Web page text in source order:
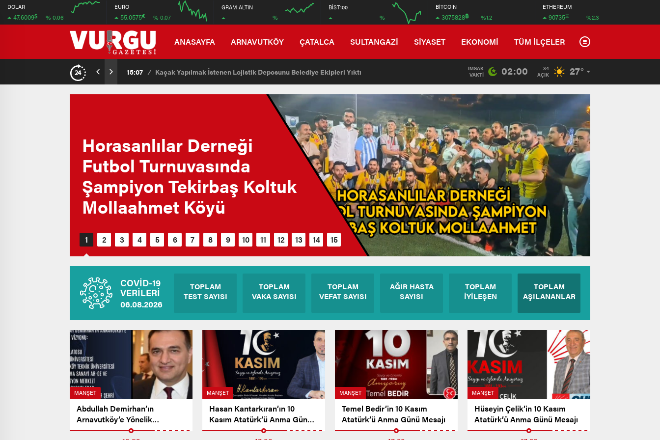
DOLAR
47,6009$ % 0.06
08:00
47.588
EURO
55,0575€ % 0.07
55.044
GRAM ALTIN
%
6450
BİST100
%
BİTCOİN
3075828฿ %1.2
ETHEREUM
90735Ξ %2.3
ANASAYFA ARNAVUTKÖY ÇATALCA SULTANGAZİ SİYASET EKONOMİ TÜM İLÇELER
15:07 / Kaçak Yapılmak İstenen Lojistik Deposunu Belediye Ekipleri Yıktı
İMSAK
VAKTI
02:00
34
AÇIK
27°
Horasanlılar Derneği
Futbol Turnuvasında
Şampiyon Tekirbaş Koltuk
Mollaahmet Köyü
COVİD-19
VERİLERİ
06.08.2026
TOPLAM
TEST SAYISI
TOPLAM
VAKA SAYISI
TOPLAM
VEFAT SAYISI
AĞIR HASTA
SAYISI
TOPLAM
İYİLEŞEN
TOPLAM
AŞILANANLAR
MANŞET
Abdullah Demirhan’ın
Arnavutköy’e Yönelik
Vizyonu…
MANŞET
Hasan Kantarkıran’ın 10
Kasım Atatürk’ü Anma Günü
Mesajı
MANŞET
Temel Bedir’in 10 Kasım
Atatürk’ü Anma Günü Mesajı
MANŞET
Hüseyin Çelik’in 10 Kasım
Atatürk’ü Anma Günü Mesajı